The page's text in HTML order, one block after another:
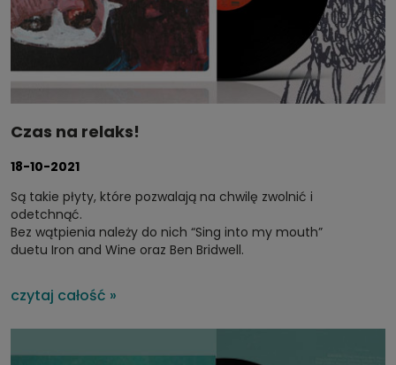
Czas na relaks!
18-10-2021
Są takie płyty, które pozwalają na chwilę zwolnić i
odetchnąć.
Bez wątpienia należy do nich “Sing into my mouth”
duetuIron and Wine oraz Ben Bridwell.
czytaj całość »